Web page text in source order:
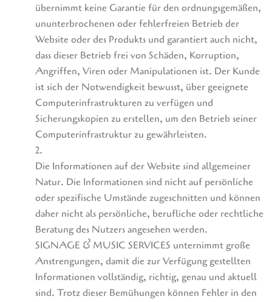
übernimmt keine Garantie für den ordnungsgemäßen,
ununterbrochenen oder fehlerfreien Betrieb der
Website oder des Produkts und garantiert auch nicht,
dass dieser Betrieb frei von Schäden, Korruption,
Angriffen, Viren oder Manipulationen ist. Der Kunde
ist sich der Notwendigkeit bewusst, über geeignete
Computerinfrastrukturen zu verfügen und
Sicherungskopien zu erstellen, um den Betrieb seiner
Computerinfrastruktur zu gewährleisten.
2.
Die Informationen auf der Website sind allgemeiner
Natur. Die Informationen sind nicht auf persönliche
oder spezifische Umstände zugeschnitten und können
daher nicht als persönliche, berufliche oder rechtliche
Beratung des Nutzers angesehen werden.
SIGNAGE & MUSIC SERVICES unternimmt große
Anstrengungen, damit die zur Verfügung gestellten
Informationen vollständig, richtig, genau und aktuell
sind. Trotz dieser Bemühungen können Fehler in den